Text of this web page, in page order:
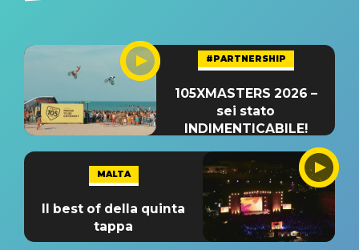
#PARTNERSHIP
105XMASTERS 2026 –
sei stato
INDIMENTICABILE!
MALTA
Il best of della quinta
tappa